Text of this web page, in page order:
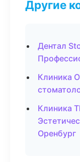
Другие
Дентал
Клиника
Клиника
Оренбург